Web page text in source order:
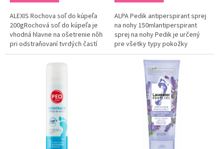
ALEXIS Rochova soľ do kúpeľa
200gRochová soľ do kúpeľa je
vhodná hlavne na ošetrenie nôh
pri odstraňovaní tvrdých častí
kože na pätách a
prstoch.Vhodná je i na kúpeľ vo
ALPA Pedik antiperspirant sprej
na nohy 150mlantiperspirant
sprej na nohy Pedik je určený
pre všetky typy pokožky
chodidiel.Obsahuje extrakt zo
šalvie lekárskej, vďaka ktorej
dokonale upokojuje pokožku
nôh.Obsahuje...